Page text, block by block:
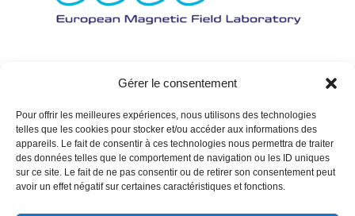
Gérer le consentement
Pour offrir les meilleures expériences, nous utilisons des technologies
telles que les cookies pour stocker et/ou accéder aux informations des
appareils. Le fait de consentir à ces technologies nous permettra de traiter
des données telles que le comportement de navigation ou les ID uniques
sur ce site. Le fait de ne pas consentir ou de retirer son consentement peut
avoir un effet négatif sur certaines caractéristiques et fonctions.